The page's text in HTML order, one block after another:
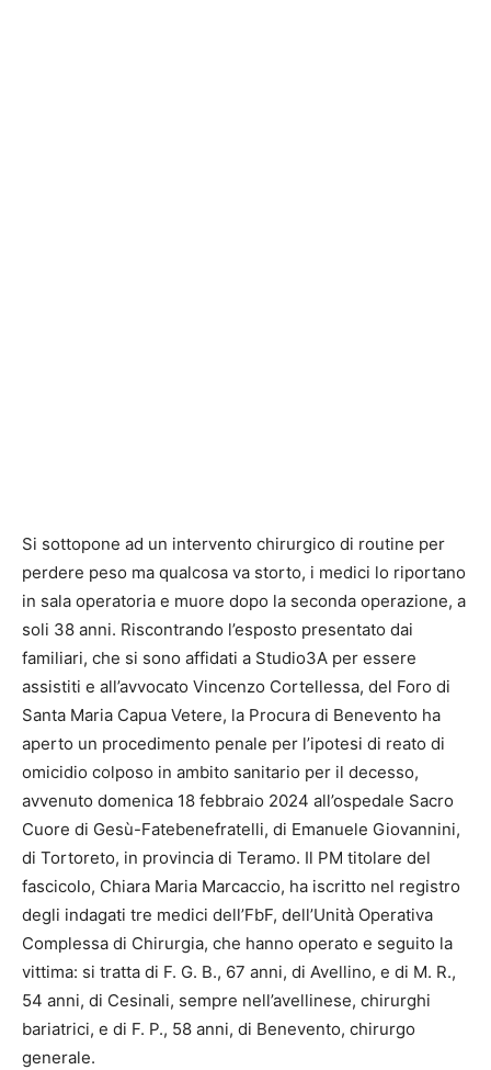
Si sottopone ad un intervento chirurgico di routine per
perdere peso ma qualcosa va storto, i medici lo riportano
in sala operatoria e muore dopo la seconda operazione, a
soli 38 anni. Riscontrando l’esposto presentato dai
familiari, che si sono affidati a Studio3A per essere
assistiti e all’avvocato Vincenzo Cortellessa, del Foro di
Santa Maria Capua Vetere, la Procura di Benevento ha
aperto un procedimento penale per l’ipotesi di reato di
omicidio colposo in ambito sanitario per il decesso,
avvenuto domenica 18 febbraio 2024 all’ospedale Sacro
Cuore di Gesù-Fatebenefratelli, di Emanuele Giovannini,
di Tortoreto, in provincia di Teramo. Il PM titolare del
fascicolo, Chiara Maria Marcaccio, ha iscritto nel registro
degli indagati tre medici dell’FbF, dell’Unità Operativa
Complessa di Chirurgia, che hanno operato e seguito la
vittima: si tratta di F. G. B., 67 anni, di Avellino, e di M. R.,
54 anni, di Cesinali, sempre nell’avellinese, chirurghi
bariatrici, e di F. P., 58 anni, di Benevento, chirurgo
generale.